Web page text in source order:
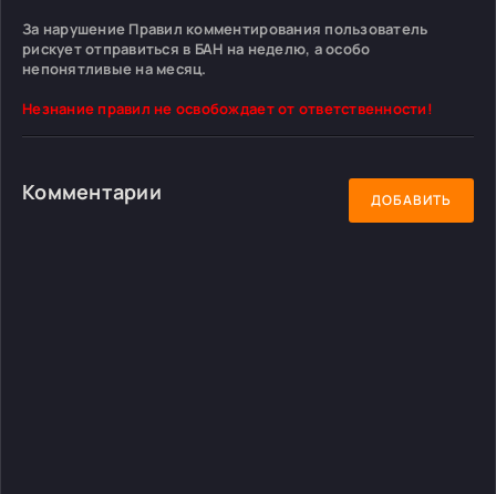
За нарушение Правил комментирования пользователь
рискует отправиться в БАН на неделю, а особо
непонятливые на месяц.
Незнание правил не освобождает от ответственности!
Комментарии ДОБАВИТЬ